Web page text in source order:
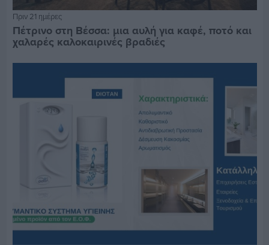
Πριν 21 ημέρες
Πέτρινο στη Βέσσα: μια αυλή για καφέ, ποτό και
χαλαρές καλοκαιρινές βραδιές